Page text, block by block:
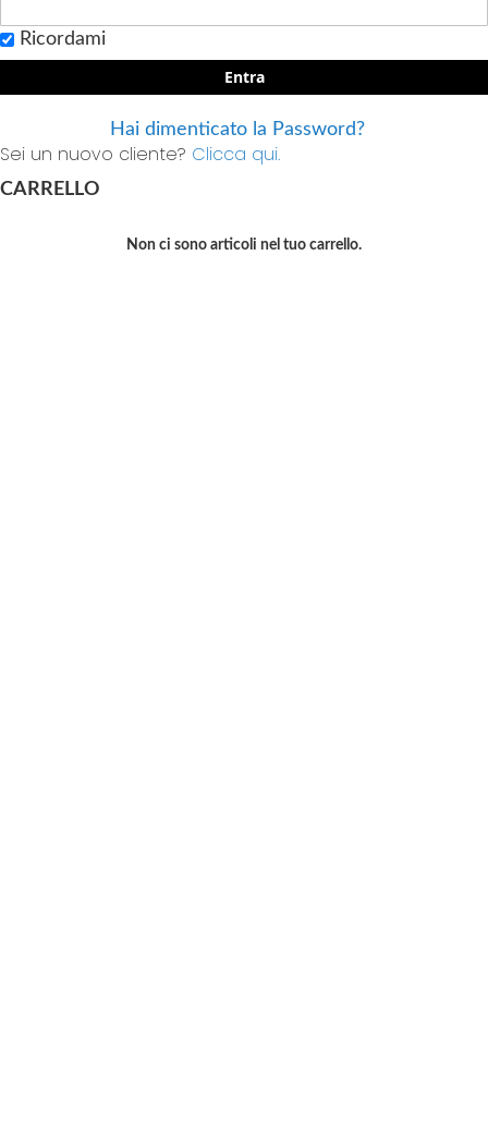
Ricordami
Entra
Hai dimenticato la Password?
Sei un nuovo cliente? Clicca qui.
CARRELLO
Non ci sono articoli nel tuo carrello.